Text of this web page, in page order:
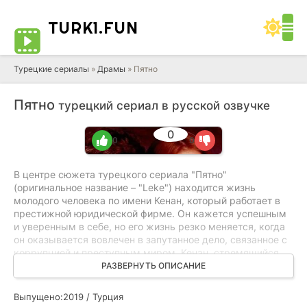
TURK1.FUN
Турецкие сериалы » Драмы » Пятно
Пятно турецкий сериал в русской озвучке
0
0 0
В центре сюжета турецкого сериала "Пятно"
(оригинальное название – "Leke") находится жизнь
молодого человека по имени Кенан, который работает в
престижной юридической фирме. Он кажется успешным
и уверенным в себе, но его жизнь резко меняется, когда
он оказывается вовлечен в запутанное дело, связанное с
коррупцией и преступным миром. Кенан, стремящийся
сохранить свою репутацию и карьеру, сталкивается с
непростыми выборами, которые ставят под угрозу его
личные отношения и моральные принципы.
РАЗВЕРНУТЬ ОПИСАНИЕ
Выпущено:2019 / Турция